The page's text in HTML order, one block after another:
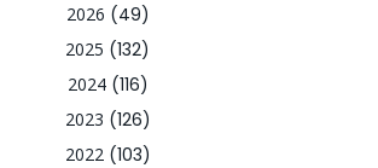
2026 (49)
2025 (132)
2024(116)
2023 (126)
2022(103)